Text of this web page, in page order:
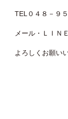
TEL０４８－９
メール・ＬＩＮ
よろしくお願い